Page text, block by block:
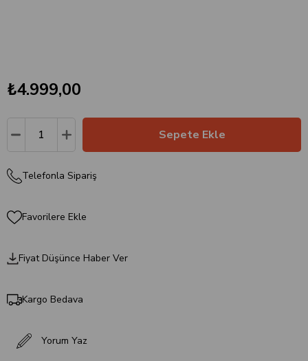
₺4.999,00
Telefonla Sipariş
Favorilere Ekle
Fiyat Düşünce Haber Ver
Kargo Bedava
Yorum Yaz